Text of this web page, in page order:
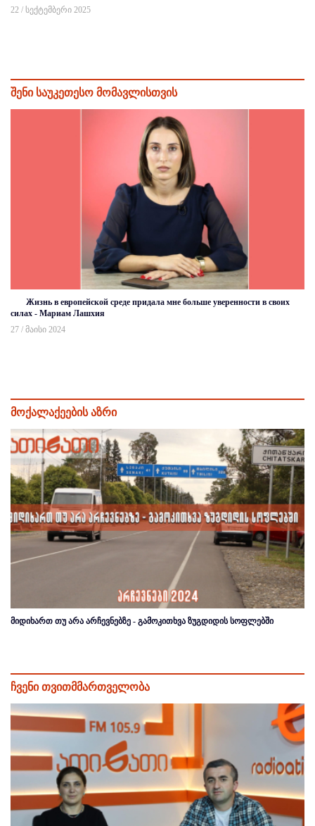
22 / სექტემბერი 2025
შენი საუკეთესო მომავლისთვის
Жизнь в европейской среде придала мне больше уверенности в своих
силах - Мариам Лашхия
27 / მაისი 2024
მოქალაქეების აზრი
მიდიხართ თუ არა არჩევნებზე - გამოკითხვა ზუგდიდის სოფლებში
ჩვენი თვითმმართველობა